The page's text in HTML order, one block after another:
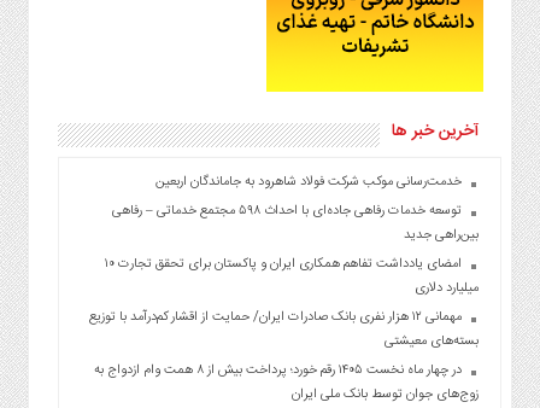
آخرین خبر ها
خدمت‌رسانی موکب شرکت فولاد شاهرود به جاماندگان اربعین
توسعه خدمات رفاهی جاده‌ای با احداث ۵۹۸ مجتمع خدماتی – رفاهی
بین‌راهی جدید
امضای یادداشت تفاهم همکاری ایران و پاکستان برای تحقق تجارت ۱۰
میلیارد دلاری
مهمانی ۱۲ هزار نفری بانک صادرات ایران/ حمایت از اقشار کم‌درآمد با توزیع
بسته‌های معیشتی
در چهار ماه نخست ۱۴۰۵ رقم خورد؛ پرداخت بیش از ۸ همت وام ازدواج به
زوج‌های جوان توسط بانک ملی ایران